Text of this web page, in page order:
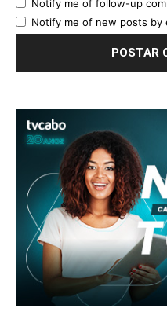
Notify me of follow-up
Notify me of new posts by